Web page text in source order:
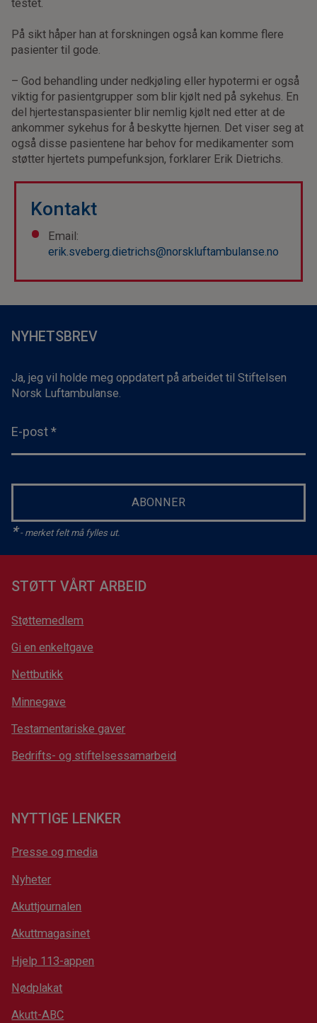
testet.
På sikt håper han at forskningen også kan komme flere
pasienter til gode.
– God behandling under nedkjøling eller hypotermi er også
viktig for pasientgrupper som blir kjølt ned på sykehus. En
del hjertestanspasienter blir nemlig kjølt ned etter at de
ankommer sykehus for å beskytte hjernen. Det viser seg at
også disse pasientene har behov for medikamenter som
støtter hjertets pumpefunksjon, forklarer Erik Dietrichs.
Kontakt
Email:
erik.sveberg.dietrichs@norskluftambulanse.no
NYHETSBREV
Ja, jeg vil holde meg oppdatert på arbeidet til Stiftelsen
Norsk Luftambulanse.
E-post *
ABONNER
*- merket felt må fylles ut.
STØTT VÅRT ARBEID
Støttemedlem
Gi en enkeltgave
Nettbutikk
Minnegave
Testamentariske gaver
Bedrifts- og stiftelsessamarbeid
NYTTIGE LENKER
Presse og media
Nyheter
Akuttjournalen
Akuttmagasinet
Hjelp 113-appen
Nødplakat
Akutt-ABC